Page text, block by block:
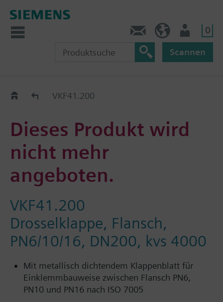
0
Scannen
Old2NewVKF41.200
Dieses Produkt wird
nicht mehr
angeboten.
VKF41.200
Drosselklappe, Flansch,
PN6/10/16, DN200, kvs 4000
Mit metallisch dichtendem Klappenblatt für
Einklemmbauweise zwischen Flansch PN6,
PN10 und PN16 nach ISO 7005